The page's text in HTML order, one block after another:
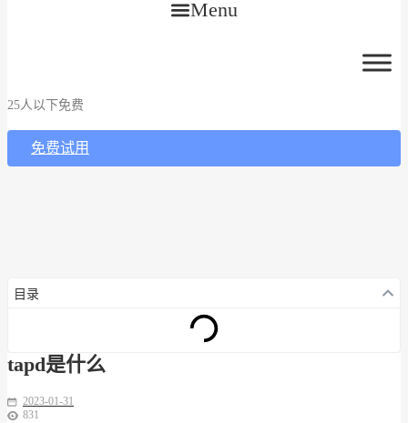
Menu
25人以下免费
免费试用
目录
tapd是什么
2023-01-31
831